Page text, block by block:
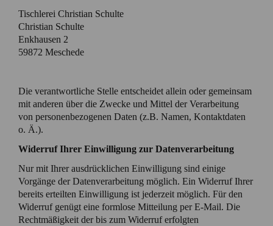
Tischlerei Christian Schulte
Christian Schulte
Enkhausen 2
59872 Meschede
Die verantwortliche Stelle entscheidet allein oder gemeinsam
mit anderen über die Zwecke und Mittel der Verarbeitung
von personenbezogenen Daten (z.B. Namen, Kontaktdaten
o. Ä.).
Widerruf Ihrer Einwilligung zur Datenverarbeitung
Nur mit Ihrer ausdrücklichen Einwilligung sind einige
Vorgänge der Datenverarbeitung möglich. Ein Widerruf Ihrer
bereits erteilten Einwilligung ist jederzeit möglich. Für den
Widerruf genügt eine formlose Mitteilung per E-Mail. Die
Rechtmäßigkeit der bis zum Widerruf erfolgten